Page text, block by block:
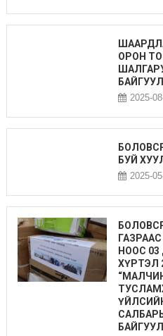
ОРОН
2025-
БУЙ
2025-
НООС
ХҮРТЭЛ